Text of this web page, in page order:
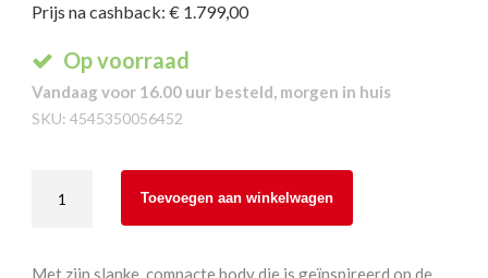
Prijs na cashback: € 1.799,00
Op voorraad
Vandaag voor 16.00 uur besteld, morgen in huis
SKU: 4545350056452
System
3
Toevoegen aan winkelwagen